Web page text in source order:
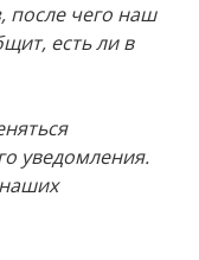
после чего наш
есть ли в
уведомления.